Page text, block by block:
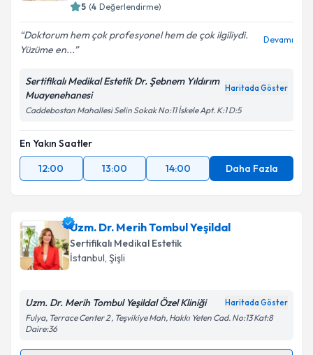
5 (4 Değerlendirme)
Doktorum hem çok profesyonel hem de çok ilgiliydi.
Yüzüme en...
Devamı
Sertifikalı Medikal Estetik Dr. Şebnem Yıldırım
Muayenehanesi
Haritada Göster
Caddebostan Mahallesi Selin Sokak No:11 İskele Apt. K:1 D:5
En Yakın Saatler
12:00
13:00 14:00 Daha Fazla
Uzm. Dr. Merih Tombul Yeşildal
Sertifikalı Medikal Estetik
İstanbul, Şişli
Uzm. Dr. Merih Tombul Yeşildal Özel Kliniği Haritada Göster
Fulya, Terrace Center 2 , Teşvikiye Mah, Hakkı Yeten Cad. No:13 Kat:8
Daire:36